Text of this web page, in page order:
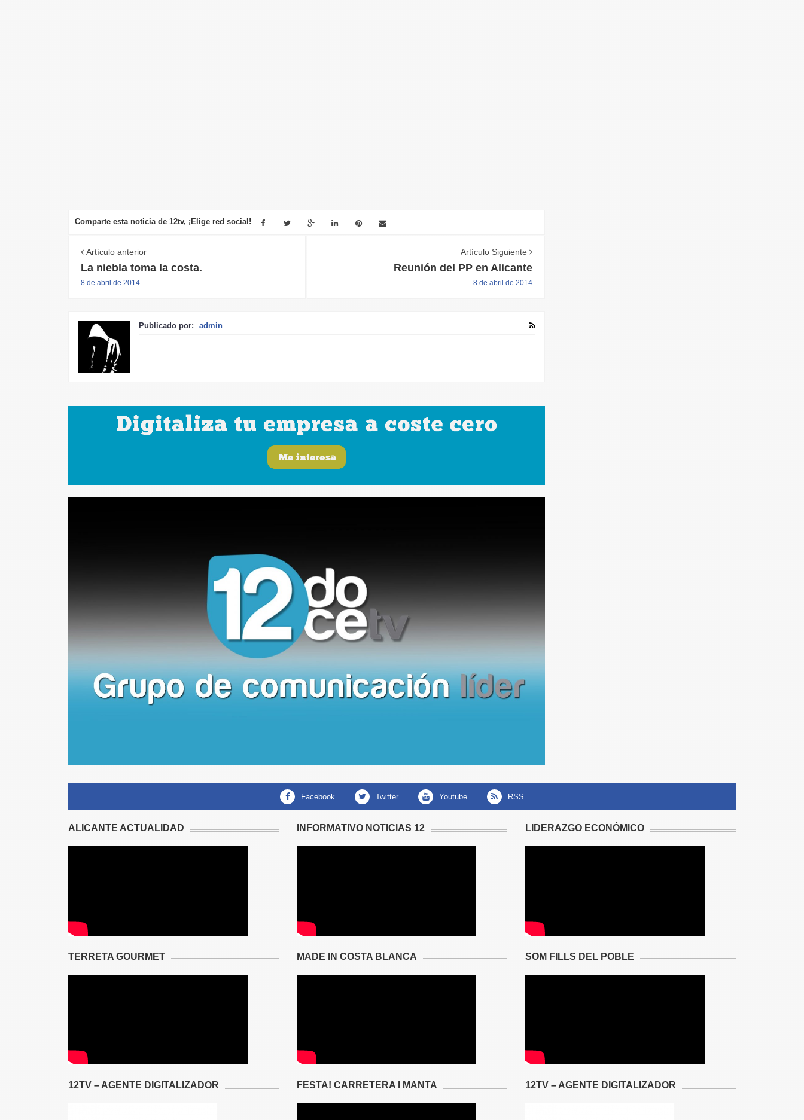
Comparte esta noticia de 12tv, ¡Elige red social!
Artículo anterior
La niebla toma la costa.
8 de abril de 2014
Artículo Siguiente
Reunión del PP en Alicante
8 de abril de 2014
Publicado por: admin
facebook twitter youtube RSS
ALICANTE ACTUALIDAD
TERRETA GOURMET
12TV – AGENTE DIGITALIZADOR
INFORMATIVO NOTICIAS 12
MADE IN COSTA BLANCA
FESTA! CARRETERA I MANTA
LIDERAZGO ECONÓMICO
SOM FILLS DEL POBLE
12TV – AGENTE DIGITALIZADOR